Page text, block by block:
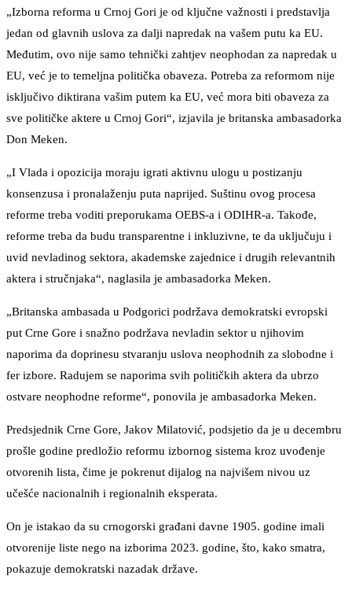
„Izborna reforma u Crnoj Gori je od ključne važnosti i predstavlja
jedan od glavnih uslova za dalji napredak na vašem putu ka EU.
Međutim, ovo nije samo tehnički zahtjev neophodan za napredak u
EU, već je to temeljna politička obaveza. Potreba za reformom nije
isključivo diktirana vašim putem ka EU, već mora biti obaveza za
sve političke aktere u Crnoj Gori“, izjavila je britanska ambasadorka
Don Meken.
„I Vlada i opozicija moraju igrati aktivnu ulogu u postizanju
konsenzusa i pronalaženju puta naprijed. Suštinu ovog procesa
reforme treba voditi preporukama OEBS-a i ODIHR-a. Takođe,
reforme treba da budu transparentne i inkluzivne, te da uključuju i
uvid nevladinog sektora, akademske zajednice i drugih relevantnih
aktera i stručnjaka“, naglasila je ambasadorka Meken.
„Britanska ambasada u Podgorici podržava demokratski evropski
put Crne Gore i snažno podržava nevladin sektor u njihovim
naporima da doprinesu stvaranju uslova neophodnih za slobodne i
fer izbore. Radujem se naporima svih političkih aktera da ubrzo
ostvare neophodne reforme“, ponovila je ambasadorka Meken.
Predsjednik Crne Gore, Jakov Milatović, podsjetio da je u decembru
prošle godine predložio reformu izbornog sistema kroz uvođenje
otvorenih lista, čime je pokrenut dijalog na najvišem nivou uz
učešće nacionalnih i regionalnih eksperata.
On je istakao da su crnogorski građani davne 1905. godine imali
otvorenije liste nego na izborima 2023. godine, što, kako smatra,
pokazuje demokratski nazadak države.